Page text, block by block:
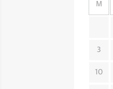
M
3
10